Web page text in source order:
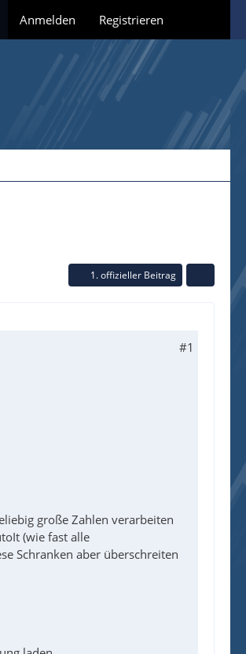
Anmelden Registrieren
1. offizieller Beitrag
#1
große Zahlen verarbeiten
(wie fast alle
Schranken aber überschreiten